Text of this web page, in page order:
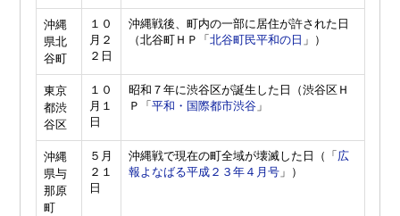
沖縄
県北
谷町
１０
月２
２日
沖縄戦後、町内の一部に居住が許された日
（北谷町ＨＰ「 北谷町民平和の日 」）
東京
都渋
谷区
１０
月１
日
昭和７年に渋谷区が誕生した日（渋谷区Ｈ
Ｐ「 平和・国際都市渋谷」
沖縄
県与
那原
町
５月
２１
日
沖縄戦で現在の町全域が壊滅した日（「 広
報よなばる平成２３年４月号」）